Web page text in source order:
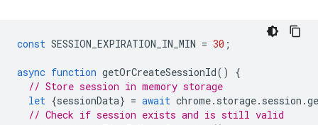
const SESSION_EXPIRATION_IN_MIN = 30 ;
async function getOrCreateSessionId()
{
// Store session in memory storage
let {sessionData} = await chrome. storage. session .
// Check if session exists and is still valid